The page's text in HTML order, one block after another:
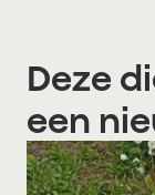
Deze
een